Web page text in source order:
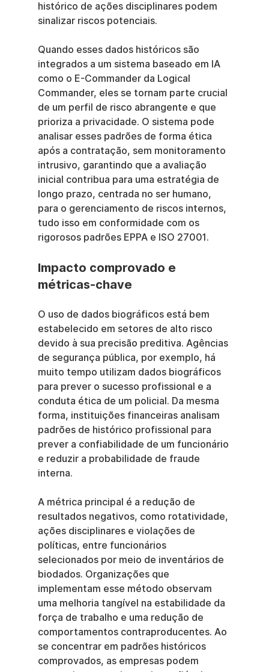
histórico de ações disciplinares podem
sinalizar riscos potenciais.
Quando esses dados históricos são
integrados a um sistema baseado em IA
como o E-Commander da Logical
Commander, eles se tornam parte crucial
de um perfil de risco abrangente e que
prioriza a privacidade. O sistema pode
analisar esses padrões de forma ética
após a contratação, sem monitoramento
intrusivo, garantindo que a avaliação
inicial contribua para uma estratégia de
longo prazo, centrada no ser humano,
para o gerenciamento de riscos internos,
tudo isso em conformidade com os
rigorosos padrões EPPA e ISO 27001.
Impacto comprovado e
métricas-chave
O uso de dados biográficos está bem
estabelecido em setores de alto risco
devido à sua precisão preditiva. Agências
de segurança pública, por exemplo, há
muito tempo utilizam dados biográficos
para prever o sucesso profissional e a
conduta ética de um policial. Da mesma
forma, instituições financeiras analisam
padrões de histórico profissional para
prever a confiabilidade de um funcionário
e reduzir a probabilidade de fraude
interna.
A métrica principal é a redução de
resultados negativos, como rotatividade,
ações disciplinares e violações de
políticas, entre funcionários
selecionados por meio de inventários de
biodados. Organizações que
implementam esse método observam
uma melhoria tangível na estabilidade da
força de trabalho e uma redução de
comportamentos contraproducentes. Ao
se concentrar em padrões históricos
comprovados, as empresas podem